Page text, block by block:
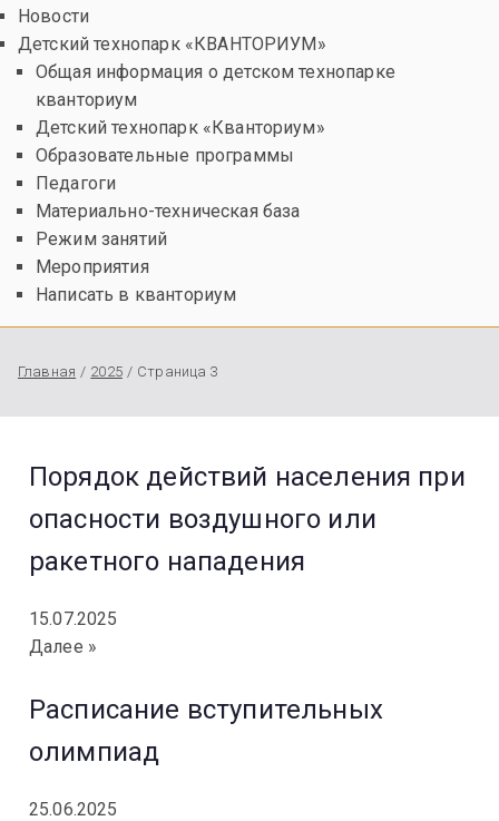
Новости
Детский технопарк «КВАНТОРИУМ»
Общая информация о детском технопарке
кванториум
Детский технопарк «Кванториум»
Образовательные программы
Педагоги
Материально-техническая база
Режим занятий
Мероприятия
Написать в кванториум
Главная 2025 Страница 3
Порядок действий населения при
опасности воздушного или
ракетного нападения
15.07.2025
Далее »
Расписание вступительных
олимпиад
25.06.2025